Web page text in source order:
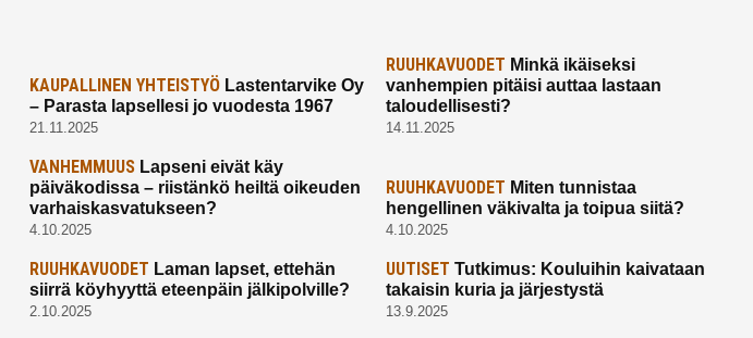
KAUPALLINEN YHTEISTYÖLastentarvike Oy
– Parasta lapsellesi jo vuodesta 1967
21.11.2025
RUUHKAVUODET Minkä ikäiseksi
vanhempien pitäisi auttaa lastaan
taloudellisesti?
14.11.2025
VANHEMMUUSLapseni eivät käy
päiväkodissa – riistänkö heiltä oikeuden
varhaiskasvatukseen?
4.10.2025
RUUHKAVUODET Miten tunnistaa
hengellinen väkivalta ja toipua siitä?
4.10.2025
RUUHKAVUODET Laman lapset, ettehän
siirrä köyhyyttä eteenpäin jälkipolville?
2.10.2025
UUTISET Tutkimus: Kouluihin kaivataan
takaisin kuria ja järjestystä
13.9.2025